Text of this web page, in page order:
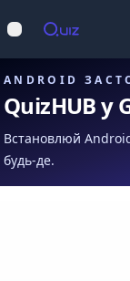
Відкрити меню
ANDROID
QuizHUB у
Встановлюй Android
будь-де.